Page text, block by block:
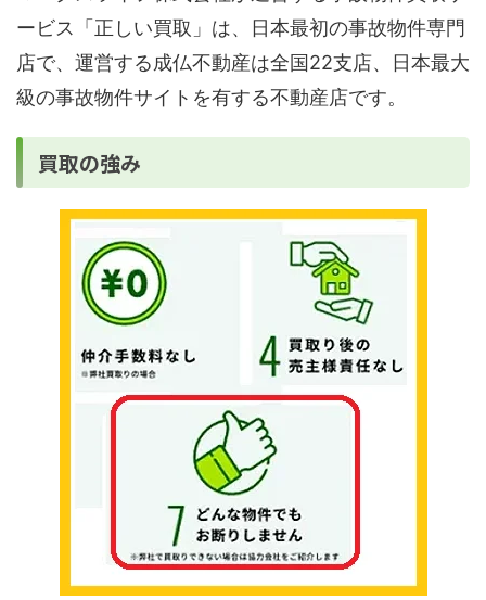
ービス「正しい買取」は、日本最初の事故物件専門
店で、運営する成仏不動産は全国22支店、日本最大
級の事故物件サイトを有する不動産店です。
買取の強み